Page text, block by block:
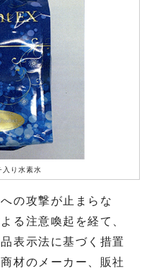
入り水素水
の攻撃が止まらな
る注意喚起を経て、
表示法に基づく措置
材のメーカー、販社